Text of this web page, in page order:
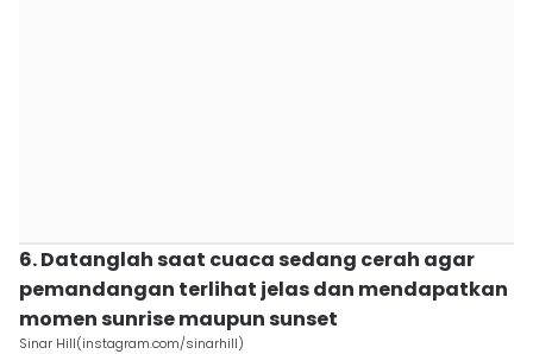
6. Datanglah saat cuaca sedang cerah agar
pemandangan terlihat jelas dan mendapatkan
momen sunrise maupun sunset
Sinar Hill(instagram.com/sinarhill)